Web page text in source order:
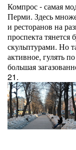
Компрос - самая
Перми. Здесь
и ресторанов на
проспекта тянется
скульптурами. Но
активное, гулять
большая
21.